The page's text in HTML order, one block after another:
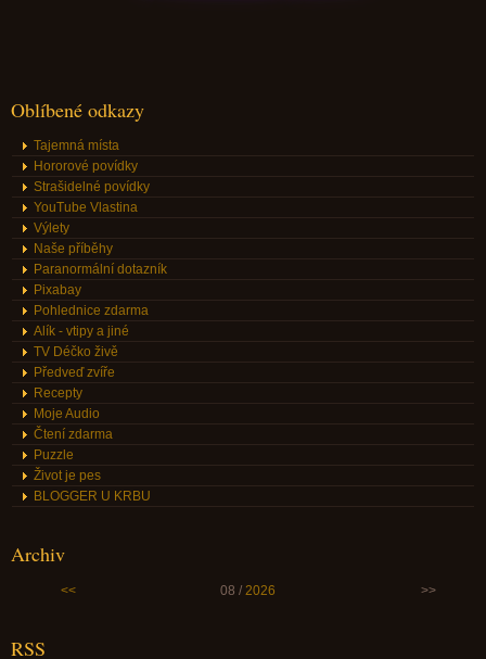
Oblíbené odkazy
Tajemná místa
Hororové povídky
Strašidelné povídky
YouTube Vlastina
Výlety
Naše příběhy
Paranormální dotazník
Pixabay
Pohlednice zdarma
Alík - vtipy a jiné
TV Déčko živě
Předveď zvíře
Recepty
Moje Audio
Čtení zdarma
Puzzle
Život je pes
BLOGGER U KRBU
Archiv
<< 08 / 2026 >>
RSS